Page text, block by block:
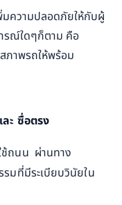
มความปลอดภัยให้กับผู้
รณ์ใดๆก็ตาม คือ
ภาพรถให้พร้อม
ะ ซื่อตรง
ช้ถนน ผ่านทาง
มที่มีระเบียบวินัยใน